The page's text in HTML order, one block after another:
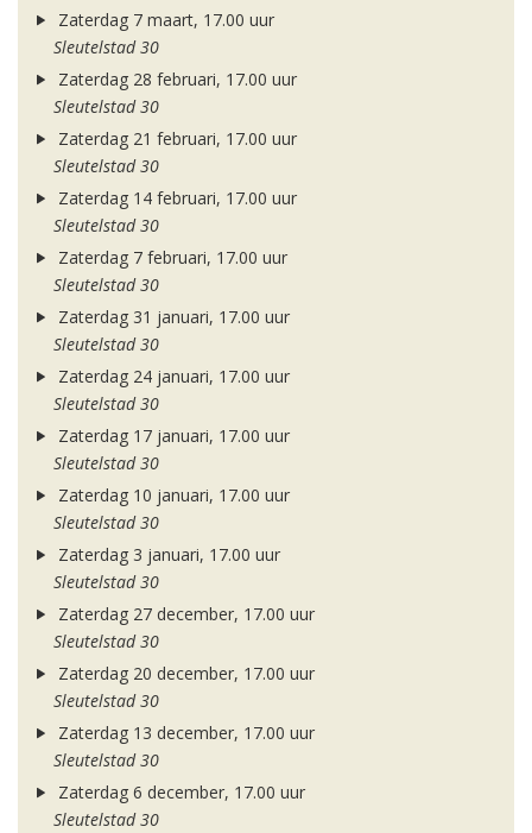
Zaterdag 7 maart, 17.00 uur
Sleutelstad 30
Zaterdag 28 februari, 17.00 uur
Sleutelstad 30
Zaterdag 21 februari, 17.00 uur
Sleutelstad 30
Zaterdag 14 februari, 17.00 uur
Sleutelstad 30
Zaterdag 7 februari, 17.00 uur
Sleutelstad 30
Zaterdag 31 januari, 17.00 uur
Sleutelstad 30
Zaterdag 24 januari, 17.00 uur
Sleutelstad 30
Zaterdag 17 januari, 17.00 uur
Sleutelstad 30
Zaterdag 10 januari, 17.00 uur
Sleutelstad 30
Zaterdag 3 januari, 17.00 uur
Sleutelstad 30
Zaterdag 27 december, 17.00 uur
Sleutelstad 30
Zaterdag 20 december, 17.00 uur
Sleutelstad 30
Zaterdag 13 december, 17.00 uur
Sleutelstad 30
Zaterdag 6 december, 17.00 uur
Sleutelstad 30